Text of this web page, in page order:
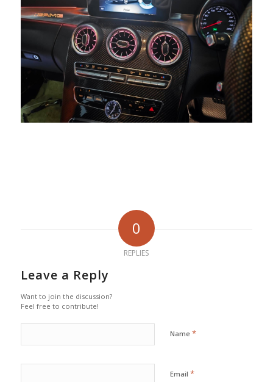
0
REPLIES
Leave a Reply
Want to join the discussion?
Feel free to contribute!
Name *
Email *